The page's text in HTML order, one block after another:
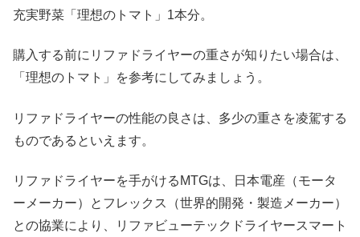
充実野菜「理想のトマト」1本分。
購入する前にリファドライヤーの重さが知りたい場合は、
「理想のトマト」を参考にしてみましょう。
リファドライヤーの性能の良さは、多少の重さを凌駕する
ものであるといえます。
リファドライヤーを手がけるMTGは、日本電産（モータ
ーメーカー）とフレックス（世界的開発・製造メーカー）
との協業により、リファビューテックドライヤースマート